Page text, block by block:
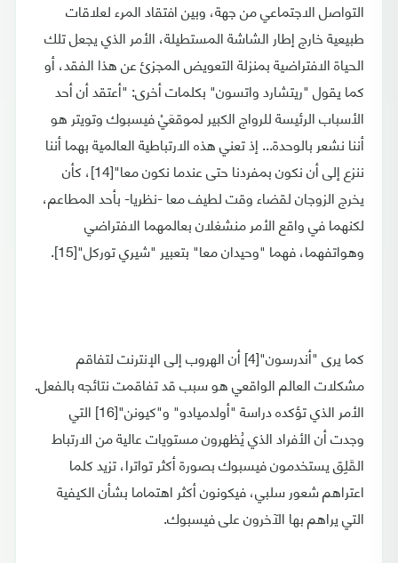
التواصل الاجتماعي من جهة، وبين افتقاد المرء لعلاقات
طبيعية خارج إطار الشاشة المستطيلة، الأمر الذي يجعل تلك
الحياة الافتراضية بمنزلة التعويض المجزئ عن هذا الفقد، أو
كما يقول "ريتشارد واتسون" بكلمات أخرى: "أعتقد أن أحد
الأسباب الرئيسة للرواج الكبير لموقعَيْ فيسبوك وتويتر هو
أننا نشعر بالوحدة... إذ تعني هذه الارتباطية العالمية بهما أننا
ننزع إلى أن نكون بمفردنا حتى عندما نكون معا"[14]، كأن
يخرج الزوجان لقضاء وقت لطيف معا -نظريا- بأحد المطاعم،
لكنهما في واقع الأمر منشغلان بعالمهما الافتراضي
وهواتفهما، فهما "وحيدان معا" بتعبير "شيري توركل"[15].
كما يرى "أندرسون"[4] أن الهروب إلى الإنترنت لتفاقم
مشكلات العالم الواقعي هو سبب قد تفاقمت نتائجه بالفعل.
الأمر الذي تؤكده دراسة "أولدميادو" و"كيونن"[16] التي
وجدت أن الأفراد الذي يُظهرون مستويات عالية من الارتباط
القَلِق يستخدمون فيسبوك بصورة أكثر تواترا، تزيد كلما
اعتراهم شعور سلبي، فيكونون أكثر اهتماما بشأن الكيفية
التي يراهم بها الآخرون على فيسبوك.